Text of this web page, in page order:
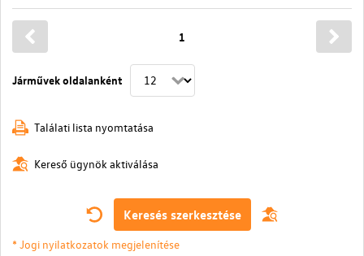
Járművek oldalanként
1
Találati lista nyomtatása
Kereső ügynök aktiválása
Keresés szerkesztése
* Jogi nyilatkozatok megjelenítése